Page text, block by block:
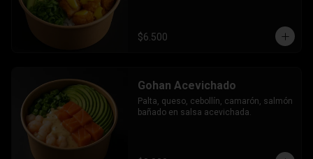
$6.500
Gohan Acevichado
Palta, queso, cebollín, camarón, salmón
bañado en salsa acevichada.